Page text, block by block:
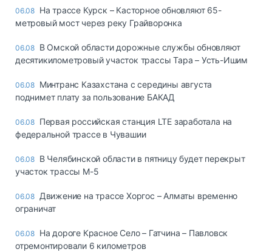
06.08 На трассе Курск – Касторное обновляют 65-
метровый мост через реку Грайворонка
06.08 В Омской области дорожные службы обновляют
десятикилометровый участок трассы Тара – Усть-Ишим
06.08 Минтранс Казахстана с середины августа
поднимет плату за пользование БАКАД
06.08 Первая российская станция LTE заработала на
федеральной трассе в Чувашии
06.08 В Челябинской области в пятницу будет перекрыт
участок трассы М-5
06.08 Движение на трассе Хоргос – Алматы временно
ограничат
06.08 На дороге Красное Село – Гатчина – Павловск
отремонтировали 6 километров